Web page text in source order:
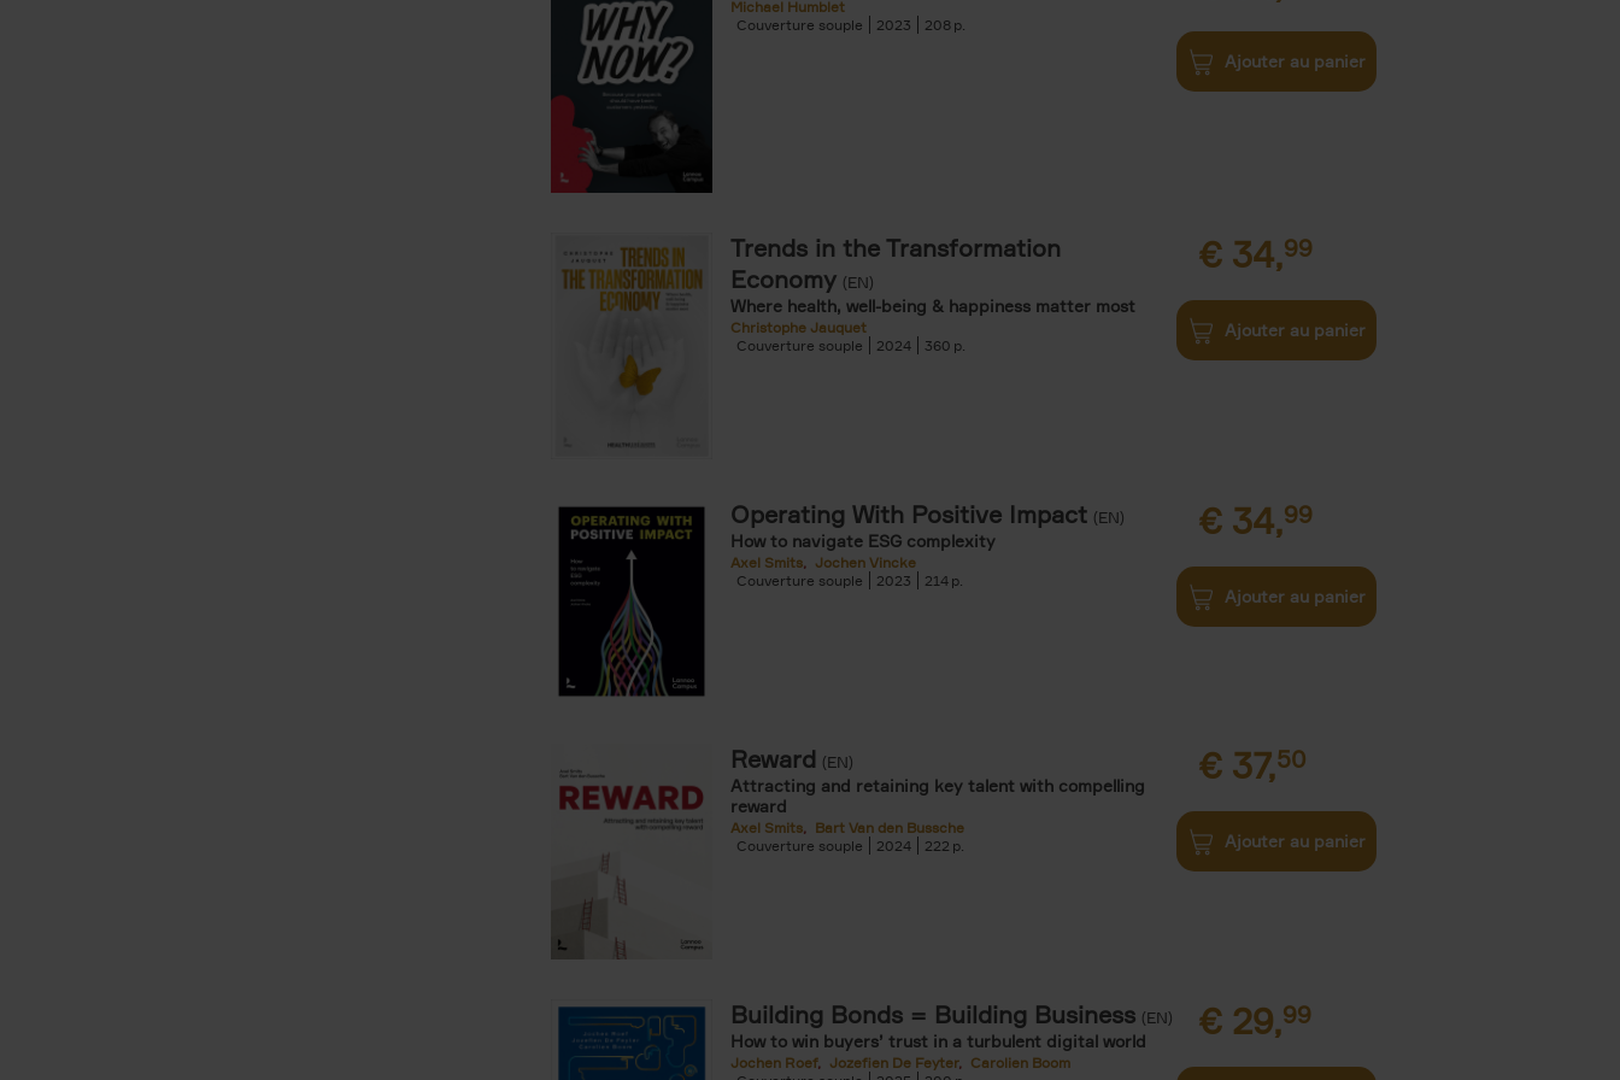
Michael Humblet
Couverture souple
2023 208
Ajouter au panier
Trends in the Transformation
Economy (EN)
Where health, well-being & happiness matter most
Christophe Jauquet
Couverture souple
2024 360
€ 34,99
Ajouter au panier
Operating With Positive Impact (EN)
How to navigate ESG complexity
Axel Smits
Jochen Vincke
Couverture souple
2023 214
€ 34,99
Ajouter au panier
Reward (EN)
Attracting and retaining key talent with compelling
reward
Axel Smits
Bart Van den Bussche
Couverture souple
2024 222
€ 37,50
Ajouter au panier
Building Bonds = Building Business (EN)
How to win buyers’ trust in a turbulent digital world
Jochen Roef Jozefien De Feyter
Carolien Boom
€ 29,99